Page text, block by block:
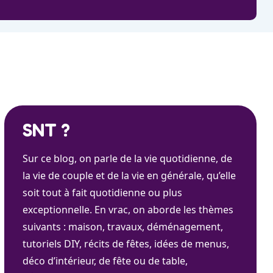
SNT ?
Sur ce blog, on parle de la vie quotidienne, de
la vie de couple et de la vie en générale, qu’elle
soit tout à fait quotidienne ou plus
exceptionnelle. En vrac, on aborde les thèmes
suivants : maison, travaux, déménagement,
tutoriels DIY, récits de fêtes, idées de menus,
déco d’intérieur, de fête ou de table,